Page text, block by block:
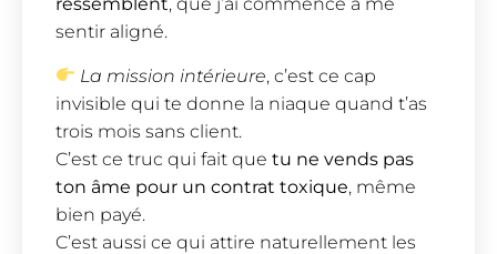
sentir aligné.
La mission intérieure, c’est ce cap
invisible qui te donne la niaque quand t’as
trois mois sans client.
C’est ce truc qui fait que tu ne vends pas
ton âme pour un contrat toxique, même
bien payé.
C’est aussi ce qui attire naturellement les